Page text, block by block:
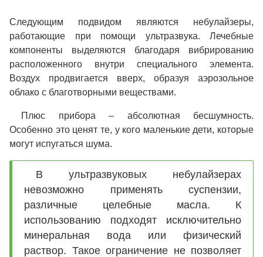
Следующим подвидом являются небулайзеры,
работающие при помощи ультразвука. Лечебные
компоненты выделяются благодаря вибрированию
расположенного внутри специального элемента.
Воздух продвигается вверх, образуя аэрозольное
облако с благотворными веществами.
Плюс прибора – абсолютная бесшумность.
Особенно это ценят те, у кого маленькие дети, которые
могут испугаться шума.
В ультразвуковых небулайзерах
невозможно применять суспензии,
различные целебные масла. К
использованию подходят исключительно
минеральная вода или физический
раствор. Такое ограничение не позволяет